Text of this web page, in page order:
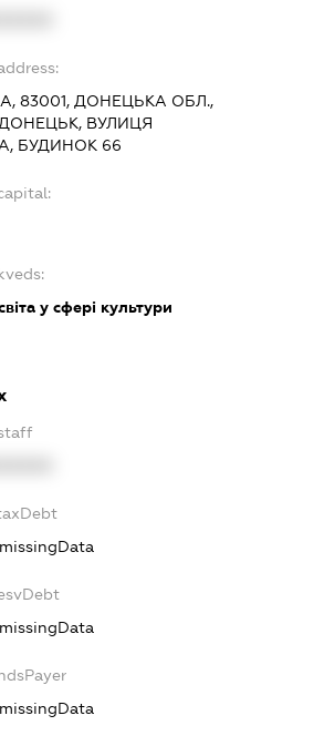
83001, ДОНЕЦЬКА ОБЛ.,
ВУЛИЦЯ
БУДИНОК 66
у сфері культури